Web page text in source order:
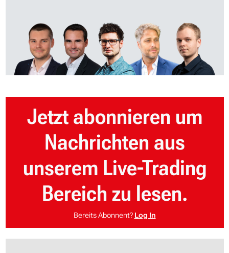
Jetzt abonnieren um
Nachrichten aus
unserem Live-Trading
Bereich zu lesen.
Bereits Abonnent? Log In